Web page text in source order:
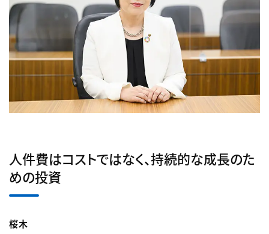
人件費はコストではなく、持続的な成長のた
めの投資
桜木